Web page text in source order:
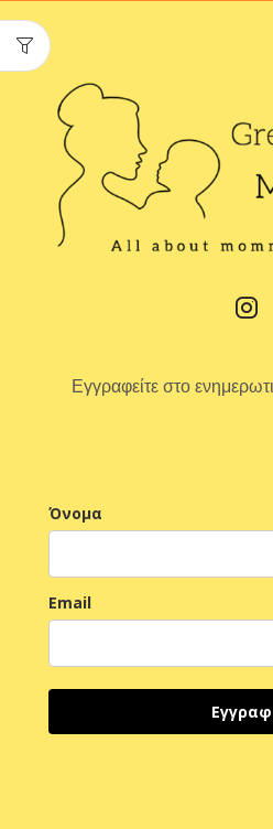
Εγγραφείτε στο
Όνομα
Email